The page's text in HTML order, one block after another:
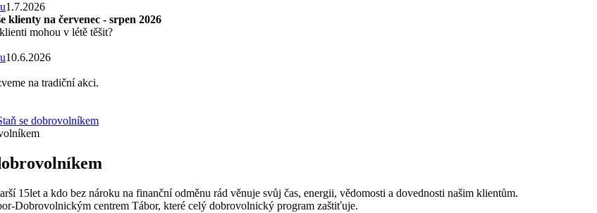
1.7.2026
klienty na červenec - srpen 2026
mohou v létě těšit?
10.6.2026
na tradiční akci.
se dobrovolníkem
15let a kdo bez nároku na finanční odměnu rád věnuje svůj čas, energii, vědomosti a dovednosti našim klientům.
Dobrovolnickým centrem Tábor, které celý dobrovolnický program zaštiťuje.